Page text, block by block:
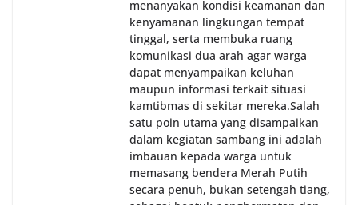
menanyakan kondisi keamanan dan
kenyamanan lingkungan tempat
tinggal, serta membuka ruang
komunikasi dua arah agar warga
dapat menyampaikan keluhan
maupun informasi terkait situasi
kamtibmas di sekitar mereka.‎‎‎Salah
satu poin utama yang disampaikan
dalam kegiatan sambang ini adalah
imbauan kepada warga untuk
memasang bendera Merah Putih
secara penuh, bukan setengah tiang,